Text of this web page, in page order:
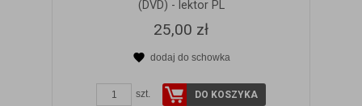
(DVD) - lektor PL
25,00 zł
dodaj do schowka
szt. DO KOSZYKA